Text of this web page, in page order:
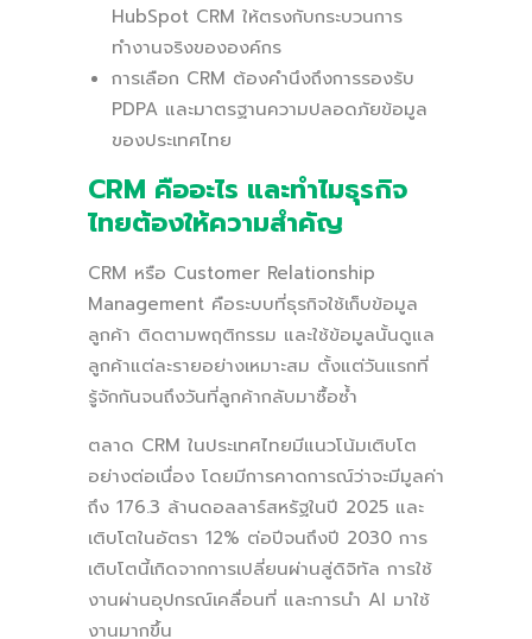
HubSpot CRM ให้ตรงกับกระบวนการ
ทำงานจริงขององค์กร
การเลือก CRM ต้องคำนึงถึงการรองรับ
PDPA และมาตรฐานความปลอดภัยข้อมูล
ของประเทศไทย
CRM คืออะไร และทำไมธุรกิจ
ไทยต้องให้ความสำคัญ
CRM หรือ Customer Relationship
Management คือระบบที่ธุรกิจใช้เก็บข้อมูล
ลูกค้า ติดตามพฤติกรรม และใช้ข้อมูลนั้นดูแล
ลูกค้าแต่ละรายอย่างเหมาะสม ตั้งแต่วันแรกที่
รู้จักกันจนถึงวันที่ลูกค้ากลับมาซื้อซ้ำ
ตลาด CRM ในประเทศไทยมีแนวโน้มเติบโต
อย่างต่อเนื่อง โดยมีการคาดการณ์ว่าจะมีมูลค่า
ถึง 176.3 ล้านดอลลาร์สหรัฐในปี 2025 และ
เติบโตในอัตรา 12% ต่อปีจนถึงปี 2030 การ
เติบโตนี้เกิดจากการเปลี่ยนผ่านสู่ดิจิทัล การใช้
งานผ่านอุปกรณ์เคลื่อนที่ และการนำ AI มาใช้
งานมากขึ้น